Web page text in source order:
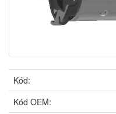
Kód:
Kód OEM: